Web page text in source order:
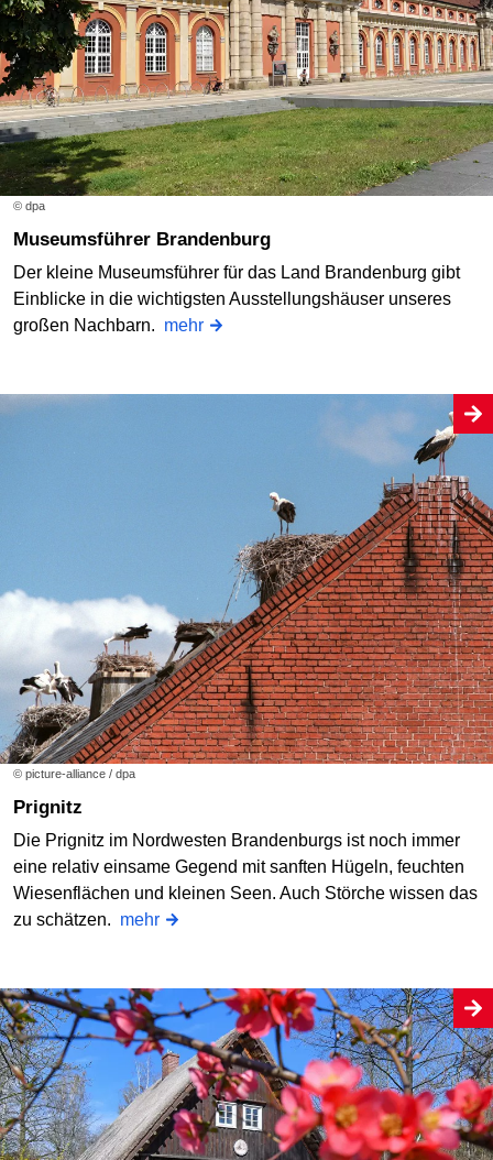
© dpa
Museumsführer Brandenburg
Der kleine Museumsführer für das Land Brandenburg gibt
Einblicke in die wichtigsten Ausstellungshäuser unseres
großen Nachbarn. mehr
© picture-alliance / dpa
Prignitz
Die Prignitz im Nordwesten Brandenburgs ist noch immer
eine relativ einsame Gegend mit sanften Hügeln, feuchten
Wiesenflächen und kleinen Seen. Auch Störche wissen das
zu schätzen. mehr